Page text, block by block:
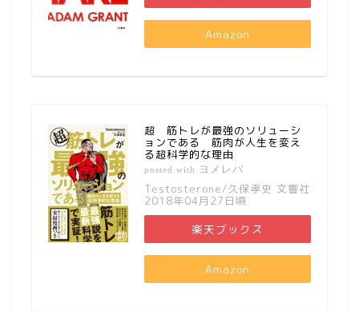
Amazon
超 筋トレが最強のソリューシ
ョンである 筋肉が人生を変え
る超科学的な理由
posted with ヨメレバ
Testosterone/久保孝史 文響社
2018年04月27日頃
楽天ブックス
Amazon